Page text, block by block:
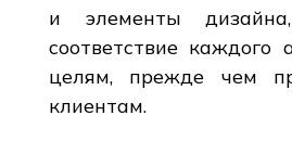
и элементы дизайна,
соответствие каждого
целям, прежде чем
клиентам.